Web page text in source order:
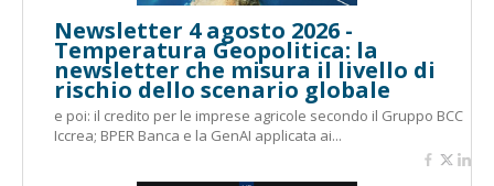
Newsletter 4 agosto 2026 -
Temperatura Geopolitica: la
newsletter che misura il livello di
rischio dello scenario globale
e poi: il credito per le imprese agricole secondo il Gruppo BCC
Iccrea; BPER Banca e la GenAI applicata ai...